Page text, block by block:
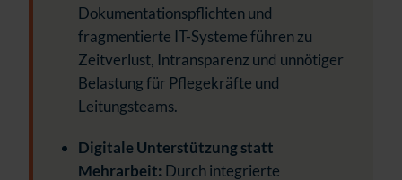
Dokumentationspflichten und
fragmentierte IT-Systeme führen zu
Zeitverlust, Intransparenz und unnötiger
Belastung für Pflegekräfte und
Leitungsteams.
Digitale Unterstützung statt
Mehrarbeit: Durch integrierte